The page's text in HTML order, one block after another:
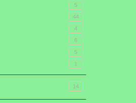
5
44
4
6
5
1
14